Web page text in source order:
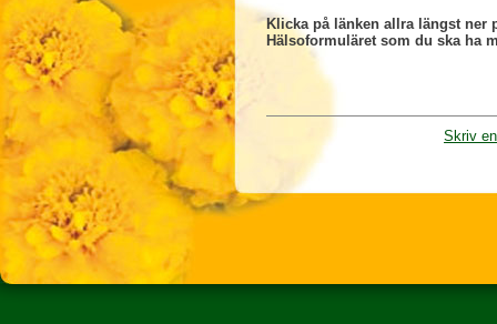
Klicka på länken allra längst ner
Hälsoformuläret som du ska ha
Skriv